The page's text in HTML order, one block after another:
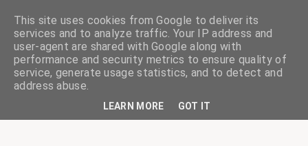
ciskaságok
This site uses cookies from Google to deliver its
services and to analyze traffic. Your IP address and
user-agent are shared with Google along with
performance and security metrics to ensure quality of
service, generate usage statistics, and to detect and
address abuse.
LEARN MORE GOT IT